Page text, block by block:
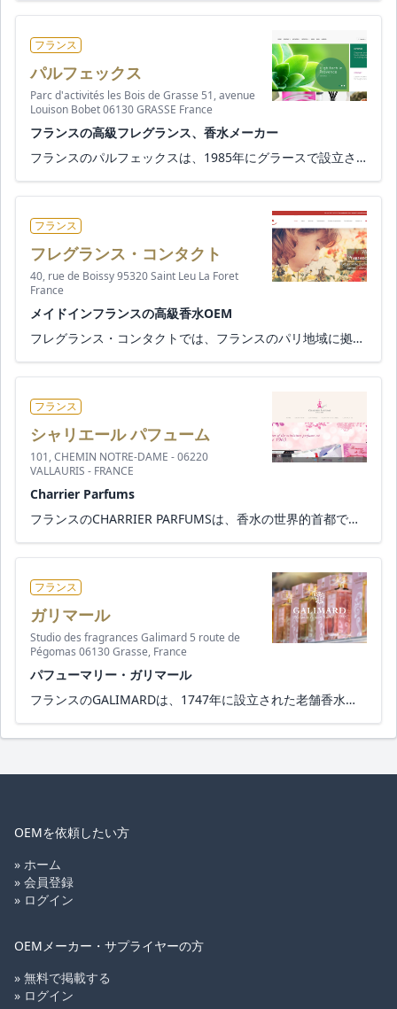
フランス
パルフェックス
Parc d'activités les Bois de Grasse 51, avenue
Louison Bobet 06130 GRASSE France
フランスの高級フレグランス、香水メーカー
フランスのパルフェックスは、1985年にグラースで設立されたフレグランス・メゾンです。 高級フレグランス、ボディケア、家...
フランス
フレグランス・コンタクト
40, rue de Boissy 95320 Saint Leu La Foret
France
メイドインフランスの高級香水OEM
フレグランス・コンタクトでは、フランスのパリ地域に拠点を置く、あらゆる用途の香水の創作と製造を行う会社です。 40 年以...
フランス
シャリエール パフューム
101, CHEMIN NOTRE-DAME - 06220
VALLAURIS - FRANCE
Charrier Parfums
フランスのCHARRIER PARFUMSは、香水の世界的首都であるグラース近郊のヴァロリスで1888年に設立されました。 CHARRIER PARF...
フランス
ガリマール
Studio des fragrances Galimard 5 route de
Pégomas 06130 Grasse, France
パフューマリー・ガリマール
フランスのGALIMARDは、1747年に設立された老舗香水メーカーです。 GALIMARDののプライベートラベル部門では、カスタムフレ...
OEMを依頼したい方
» ホーム
» 会員登録
» ログイン
OEMメーカー・サプライヤーの方
» 無料で掲載する
» ログイン